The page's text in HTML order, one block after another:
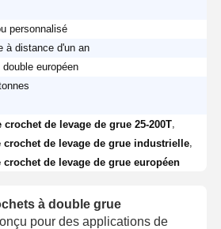
personnalisé
à distance d'un an
double européen
crochet de levage de grue 25-200T
crochet de levage de grue industrielle
crochet de levage de grue européen
à double grue
pour des applications de